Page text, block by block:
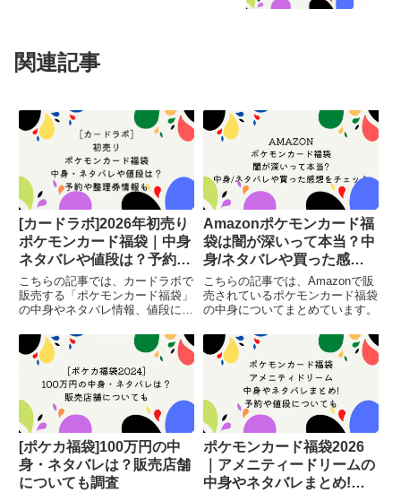
関連記事
[カードラボ]2026年初売り
ポケモンカード福袋｜中身
ネタバレや値段は？予約や
整理券情報も
こちらの記事では、カードラボで
販売する「ポケモンカード福袋」
の中身やネタバレ情報、値段につ
Amazonポケモンカード福
袋は闇が深いって本当？中
身/ネタバレや買った感想
をチェック
こちらの記事では、Amazonで販
売されているポケモンカード福袋
の中身についてまとめています。
[ポケカ福袋]100万円の中
身・ネタバレは？販売店舗
についても調査
ポケモンカード福袋2026
｜アメニティードリームの
中身やネタバレまとめ!予